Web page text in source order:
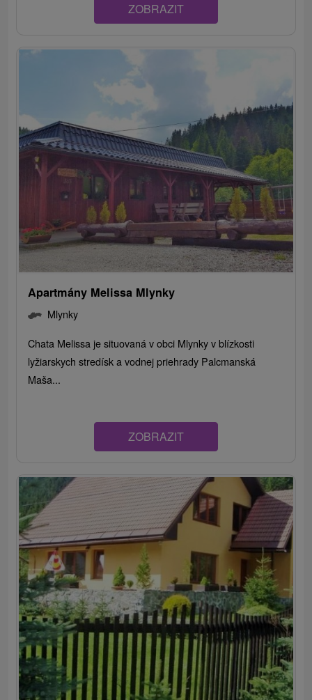
ZOBRAZIT
Apartmány Melissa Mlynky
Mlynky
Chata Melissa je situovaná v obci Mlynky v blízkosti
lyžiarskych stredísk a vodnej priehrady Palcmanská
Maša...
ZOBRAZIT